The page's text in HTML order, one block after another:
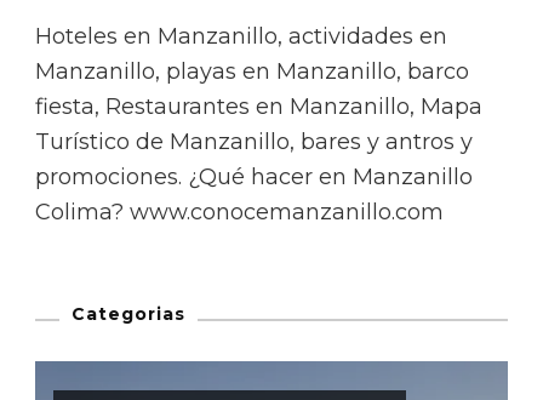
Hoteles en Manzanillo, actividades en
Manzanillo, playas en Manzanillo, barco
fiesta, Restaurantes en Manzanillo, Mapa
Turístico de Manzanillo, bares y antros y
promociones. ¿Qué hacer en Manzanillo
Colima? www.conocemanzanillo.com
Categorias